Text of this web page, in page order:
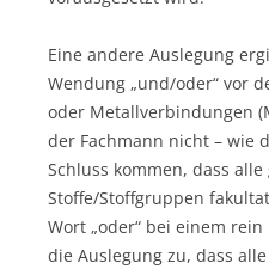
Eine andere Auslegung
Wendung „und/oder“ vor
oder Metallverbindungen
der Fachmann nicht – wie
Schluss kommen, dass
Stoffe/Stoffgruppen
Wort „oder“ bei einem
die Auslegung zu, dass